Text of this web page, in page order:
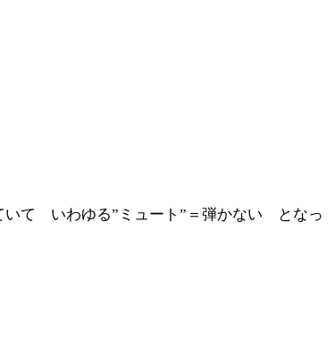
いて いわゆる”ミュート”＝弾かない となっ